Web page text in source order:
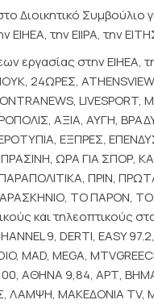
Διοικητικό Συμβούλιο
την ΕΙΙΡΑ, την
εργασίας στην ΕΙΗΕΑ,
24ΩΡΕΣ,
LIVESPORT,
ΑΞΙΑ, ΑΥΓΗ,
ΕΞΠΡΕΣ,
ΩΡΑ ΓΙΑ ΣΠΟΡ,
ΠΡΙΝ,
ΤΟ ΠΑΡΟΝ, ΤΟ
και τηλεοπτικούς
9, DERTI, EASY
MAD, MEGA,
100, ΑΘΗΝΑ 9,84, ΑΡΤ,
ΜΑΚΕΔΟΝΙΑ TV,